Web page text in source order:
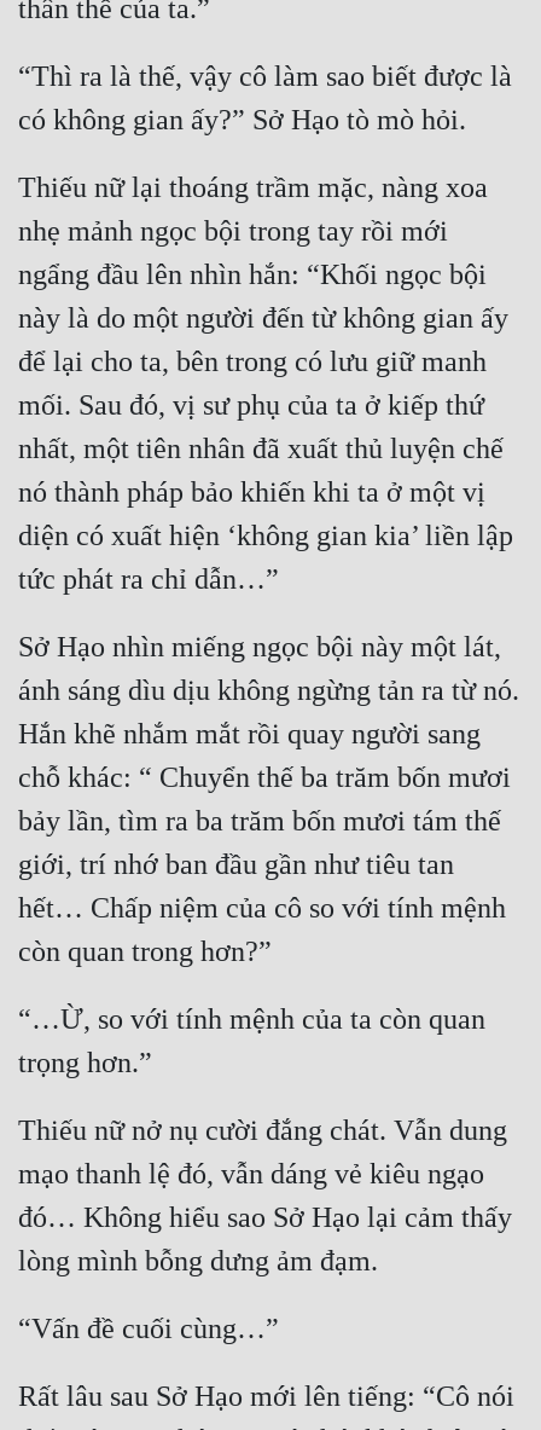
“Thì ra là thế, vậy cô làm sao biết được là
Thiếu nữ lại thoáng trầm mặc, nàng xoa
nhẹ mảnh ngọc bội trong tay rồi mới
ngẩng đầu lên nhìn hắn: “Khối ngọc bội
này là do một người đến từ không gian ấy
để lại cho ta, bên trong có lưu giữ manh
mối. Sau đó, vị sư phụ của ta ở kiếp thứ
nhất, một tiên nhân đã xuất thủ luyện chế
nó thành pháp bảo khiến khi ta ở một vị
diện có xuất hiện ‘không gian kia’ liền lập
Sở Hạo nhìn miếng ngọc bội này một lát,
ánh sáng dìu dịu không ngừng tản ra từ nó.
Hắn khẽ nhắm mắt rồi quay người sang
chỗ khác: “ Chuyển thế ba trăm bốn mươi
bảy lần, tìm ra ba trăm bốn mươi tám thế
giới, trí nhớ ban đầu gần như tiêu tan
hết… Chấp niệm của cô so với tính mệnh
“…Ừ, so với tính mệnh của ta còn quan
Thiếu nữ nở nụ cười đắng chát. Vẫn dung
mạo thanh lệ đó, vẫn dáng vẻ kiêu ngạo
đó… Không hiểu sao Sở Hạo lại cảm thấy
Rất lâu sau Sở Hạo mới lên tiếng: “Cô nói